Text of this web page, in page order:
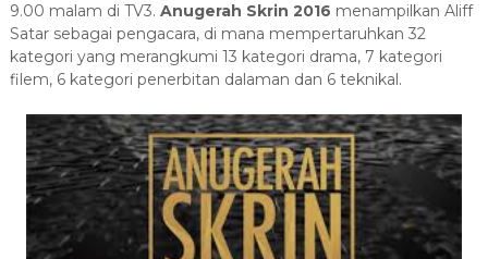
9.00 malam di TV3. Anugerah Skrin 2016 menampilkan Aliff
Satar sebagai pengacara, di mana mempertaruhkan 32
kategori yang merangkumi 13 kategori drama, 7 kategori
filem, 6 kategori penerbitan dalaman dan 6 teknikal.